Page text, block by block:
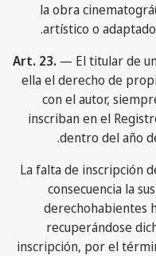
la obra
artístico o
Art. 23. — El titular de
ella el derecho de
con el autor,
inscriban en el
dentro del año
La falta de inscripción
consecuencia la
derechohabientes
recuperándose
inscripción, por el